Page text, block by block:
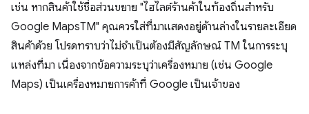
เช่น หากสินค้าใช้ชื่อส่วนขยาย "ไฮไลต์ร้านค้าในท้องถิ่นสำหรับ
Google MapsTM" คุณควรใส่ที่มาแสดงอยู่ด้านล่างในรายละเอียด
สินค้าด้วย โปรดทราบว่าไม่จำเป็นต้องมีสัญลักษณ์ TM ในการระบุ
แหล่งที่มา เนื่องจากข้อความระบุว่าเครื่องหมาย (เช่น Google
Maps) เป็นเครื่องหมายการค้าที่ Google เป็นเจ้าของ